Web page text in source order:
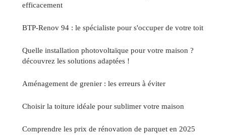
efficacement
BTP-Renov 94 : le spécialiste pour s'occuper de votre toit
Quelle installation photovoltaïque pour votre maison ?
découvrez les solutions adaptées !
Aménagement de grenier : les erreurs à éviter
Choisir la toiture idéale pour sublimer votre maison
Comprendre les prix de rénovation de parquet en 2025